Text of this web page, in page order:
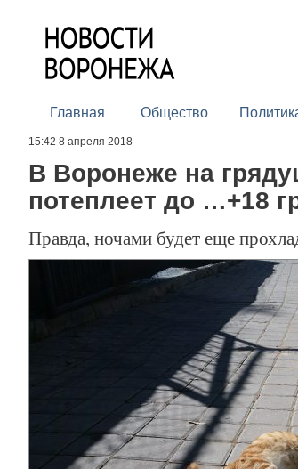
Главная Общество
15:42 8 апреля 2018
В Воронеже на
потеплеет до …+18
Правда, ночами будет еще